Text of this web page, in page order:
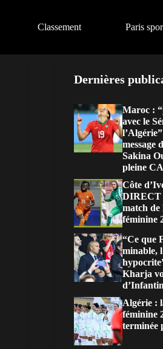
Classement Paris
Dernières
Maroc :
avec le
message
Sakina
pleine
Côte
DIRECT
match
féminine
“Ce que
minable,
Kharja
Algérie :
féminine
terminée